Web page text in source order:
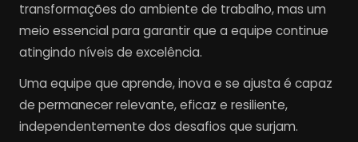
transformações do ambiente de trabalho, mas um
meio essencial para garantir que a equipe continue
atingindo níveis de excelência.
Uma equipe que aprende, inova e se ajusta é capaz
de permanecer relevante, eficaz e resiliente,
independentemente dos desafios que surjam.